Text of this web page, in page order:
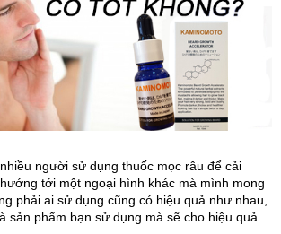
người sử dụng thuốc mọc râu để cải
tới một ngoại hình khác mà mình mong
phải ai sử dụng cũng có hiệu quả như nhau,
sản phẩm bạn sử dụng mà sẽ cho hiệu quả